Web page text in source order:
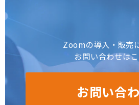
Zoomの導入・販売
お問い合わせは
お問い合